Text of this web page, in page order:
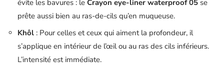
évite les bavures : le Crayon eye-liner waterproof 05 se
prête aussi bien au ras-de-cils qu’en muqueuse.
Khôl : Pour celles et ceux qui aiment la profondeur, il
s’applique en intérieur de l’œil ou au ras des cils inférieurs.
L’intensité est immédiate.